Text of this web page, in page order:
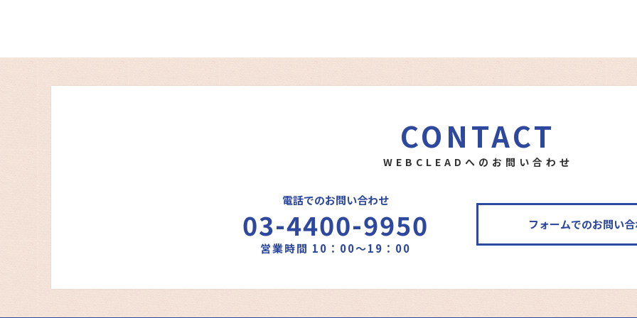
CONTACT
WEBCLEADへのお問い合わせ
電話でのお問い合わせ
03-4400-9950
営業時間 10：00～19：00
フォームでのお問い